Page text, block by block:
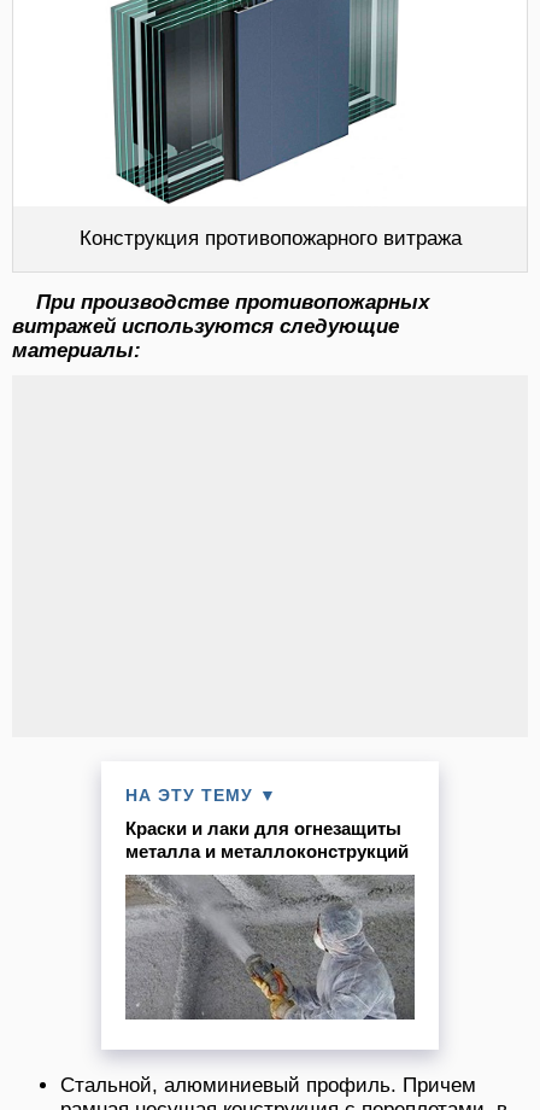
Конструкция противопожарного витража
При производстве противопожарных
витражей используются следующие
материалы:
НА ЭТУ ТЕМУ ▼
Краски и лаки для огнезащиты
металла и металлоконструкций
Стальной, алюминиевый профиль. Причем